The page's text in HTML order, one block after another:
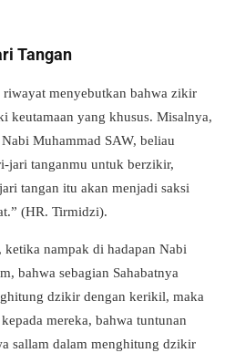
Tangan
riwayat menyebutkan bahwa zikir
keutamaan yang khusus. Misalnya,
Muhammad SAW, beliau
jari tanganmu untuk berzikir,
tangan itu akan menjadi saksi
(HR. Tirmidzi).
nampak di hadapan Nabi
bahwa sebagian Sahabatnya
dzikir dengan kerikil, maka
mereka, bahwa tuntunan
sallam dalam menghitung dzikir